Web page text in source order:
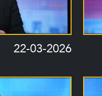
22-03-2026